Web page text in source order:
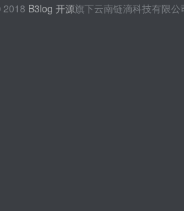
B3log 开源旗下云南链滴科技有限公